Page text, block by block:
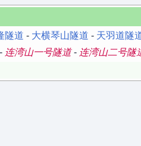
隧道 - 大横琴山隧道 - 天羽道隧
连湾山一号隧道- 连湾山二号隧